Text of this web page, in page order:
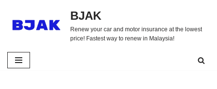
Skip
BJAK
Renew your car and motor insurance at the lowest
price! Fastest way to renew in Malaysia!